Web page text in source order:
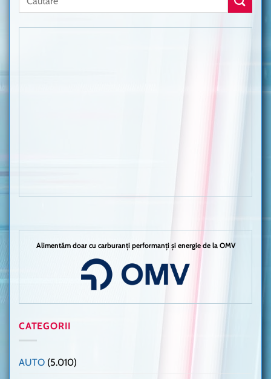
Alimentăm doar cu carburanți performanți și energie de la OMV
CATEGORII
AUTO (5.010)